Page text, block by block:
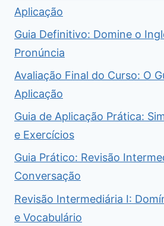
Aplicação
Guia Definitivo: Domine o
Pronúncia
Avaliação Final do Curso: O
Aplicação
Guia de Aplicação Prática:
e Exercícios
Guia Prático: Revisão
Conversação
Revisão Intermediária I:
e Vocabulário